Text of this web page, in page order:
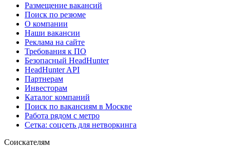
Размещение вакансий
Поиск по резюме
О компании
Наши вакансии
Реклама на сайте
Требования к ПО
Безопасный HeadHunter
HeadHunter API
Партнерам
Инвесторам
Каталог компаний
Поиск по вакансиям в Москве
Работа рядом с метро
Сетка: соцсеть для нетворкинга
Соискателям